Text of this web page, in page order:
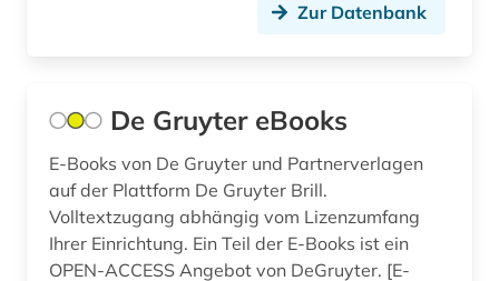
Zur Datenbank
De Gruyter eBooks
E-Books von De Gruyter und Partnerverlagen
auf der Plattform De Gruyter Brill.
Volltextzugang abhängig vom Lizenzumfang
Ihrer Einrichtung. Ein Teil der E-Books ist ein
OPEN-ACCESS Angebot von DeGruyter. [E-